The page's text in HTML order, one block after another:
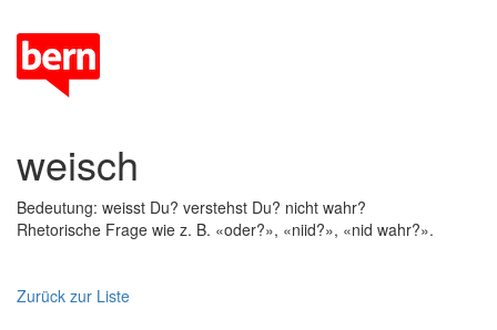
weisch
Bedeutung: weisst Du? verstehst Du? nicht wahr?
Rhetorische Frage wie z. B. «oder?», «niid?», «nid wahr?».
Zurück zur Liste